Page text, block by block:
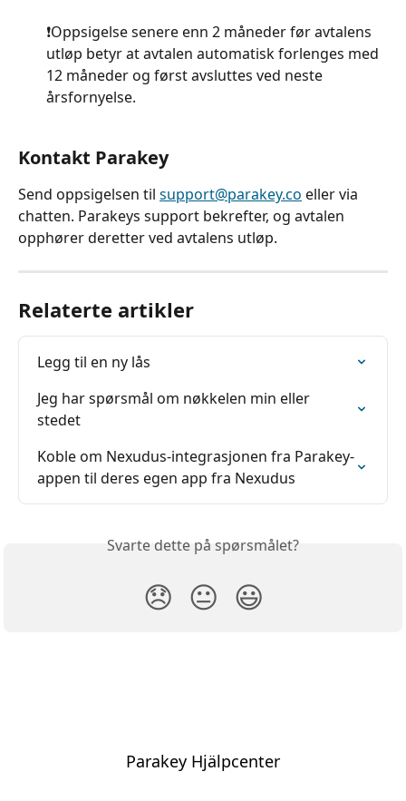
❗️Oppsigelse senere enn 2 måneder før avtalens
utløp betyr at avtalen automatisk forlenges med
12 måneder og først avsluttes ved neste
årsfornyelse.
Kontakt Parakey
Send oppsigelsen til support@parakey.co eller via
chatten. Parakeys support bekrefter, og avtalen
opphører deretter ved avtalens utløp.
Relaterte artikler
Legg til en ny lås
Jeg har spørsmål om nøkkelen min eller
stedet
Koble om Nexudus-integrasjonen fra Parakey-
appen til deres egen app fra Nexudus
Svarte dette på spørsmålet?
😞 😐 😃
Parakey Hjälpcenter